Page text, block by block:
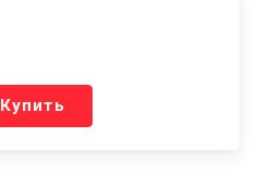
Купить